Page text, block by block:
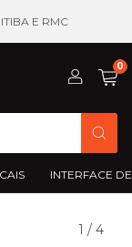
E RMC
0
INTERFACE
1 / 4